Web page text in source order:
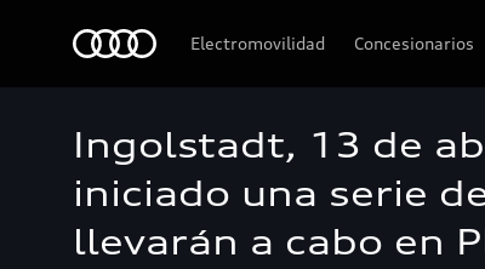
Electromovilidad Concesionarios
Ingolstadt, 13 de
iniciado una serie
llevarán a cabo en